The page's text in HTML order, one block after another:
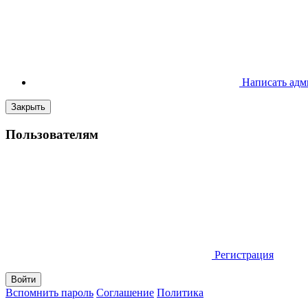
Написать
Закрыть
Пользователям
Регистрация
Вспомнить пароль Соглашение Политика